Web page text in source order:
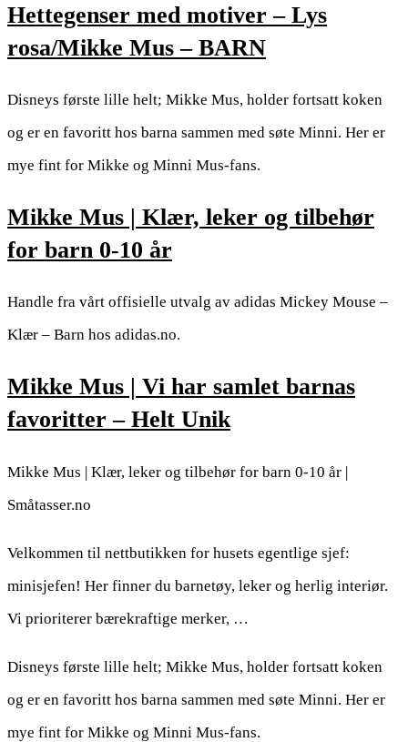
Hettegenser med motiver – Lys
rosa/Mikke Mus – BARN
Disneys første lille helt; Mikke Mus, holder fortsatt koken
og er en favoritt hos barna sammen med søte Minni. Her er
mye fint for Mikke og Minni Mus-fans.
Mikke Mus | Klær, leker og tilbehør
for barn 0-10 år
Handle fra vårt offisielle utvalg av adidas Mickey Mouse –
Klær – Barn hos adidas.no.
Mikke Mus | Vi har samlet barnas
favoritter – Helt Unik
Mikke Mus | Klær, leker og tilbehør for barn 0-10 år |
Småtasser.no
Velkommen til nettbutikken for husets egentlige sjef:
minisjefen! Her finner du barnetøy, leker og herlig interiør.
Vi prioriterer bærekraftige merker, …
Disneys første lille helt; Mikke Mus, holder fortsatt koken
og er en favoritt hos barna sammen med søte Minni. Her er
mye fint for Mikke og Minni Mus-fans.